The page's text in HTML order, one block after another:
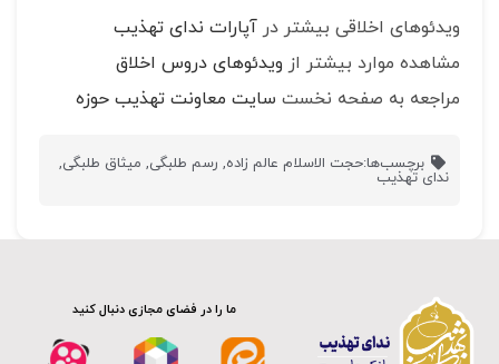
ویدئوهای اخلاقی بیشتر در آپارات ندای تهذیب
مشاهده موارد بیشتر از ویدئوهای دروس اخلاق
مراجعه به صفحه نخست سایت معاونت تهذیب حوزه
برچسب‌ها:حجت الاسلام عالم زاده, رسم طلبگی, میثاق طلبگی,
ندای تهذیب
ما را در فضای مجازی دنبال کنید